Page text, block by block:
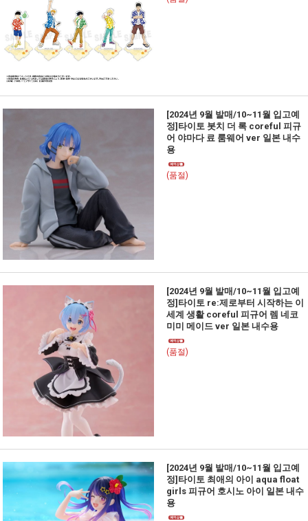
[2024년 9월 발매/10~11월 입고예
정]타이토 봇치 더 록 coreful 피규
어 야마다 료 룸웨어 ver 일본 내수
용
(품절)
[2024년 9월 발매/10~11월 입고예
정]타이토 re:제로부터 시작하는 이
세계 생활 coreful 피규어 렘 네코
미미 메이드 ver 일본 내수용
(품절)
[2024년 9월 발매/10~11월 입고예
정]타이토 최애의 아이 aqua float
girls 피규어 호시노 아이 일본 내수
용